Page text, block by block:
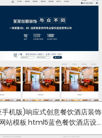
机版)响应式创意餐饮酒店装饰
站模板 html5蓝色餐饮酒店设计